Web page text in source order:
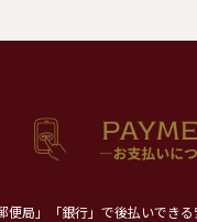
便局」「銀行」で後払いでき